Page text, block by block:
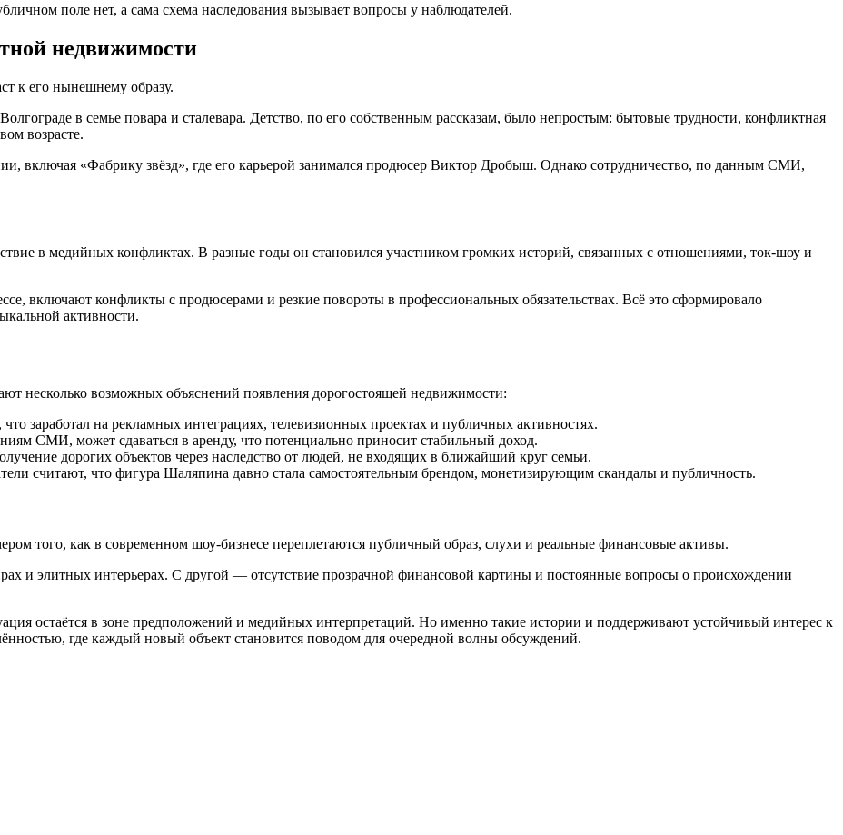
поле нет, а сама схема наследования вызывает вопросы у наблюдателей.
недвижимости
к его нынешнему образу.
в семье повара и сталевара. Детство, по его собственным рассказам, было непростым: бытовые трудности, конфликтная
возрасте.
включая «Фабрику звёзд», где его карьерой занимался продюсер Виктор Дробыш. Однако сотрудничество, по данным СМИ,
в медийных конфликтах. В разные годы он становился участником громких историй, связанных с отношениями, ток-шоу и
включают конфликты с продюсерами и резкие повороты в профессиональных обязательствах. Всё это сформировало
активности.
несколько возможных объяснений появления дорогостоящей недвижимости:
заработал на рекламных интеграциях, телевизионных проектах и публичных активностях.
СМИ, может сдаваться в аренду, что потенциально приносит стабильный доход.
дорогих объектов через наследство от людей, не входящих в ближайший круг семьи.
считают, что фигура Шаляпина давно стала самостоятельным брендом, монетизирующим скандалы и публичность.
того, как в современном шоу-бизнесе переплетаются публичный образ, слухи и реальные финансовые активы.
и элитных интерьерах. С другой — отсутствие прозрачной финансовой картины и постоянные вопросы о происхождении
остаётся в зоне предположений и медийных интерпретаций. Но именно такие истории и поддерживают устойчивый интерес к
где каждый новый объект становится поводом для очередной волны обсуждений.